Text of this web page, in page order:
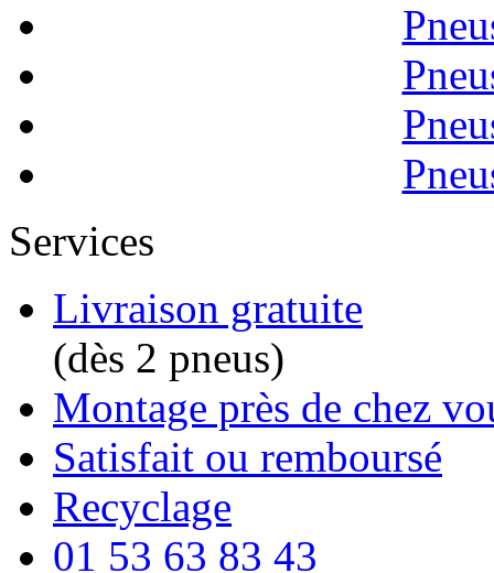
Services
Livraison gratuite
(dès 2 pneus)
Montage près de chez
Satisfait ou remboursé
Recyclage
01 53 63 83 43